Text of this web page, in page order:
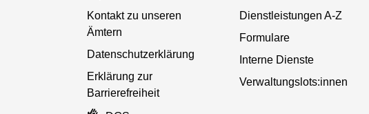
Kontakt zu unseren
Ämtern
Datenschutzerklärung
Erklärung zur
Barrierefreiheit
Dienstleistungen A-Z
Formulare
Interne Dienste
Verwaltungslots:innen